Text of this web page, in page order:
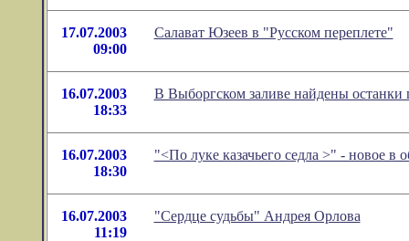
17.07.2003
09:00
Салават Юзеев в "Русском переплете"
16.07.2003
18:33
В Выборгском заливе найдены останки
16.07.2003
18:30
"<По луке казачьего седла >" - новое в
16.07.2003
11:19
"Сердце судьбы" Андрея Орлова